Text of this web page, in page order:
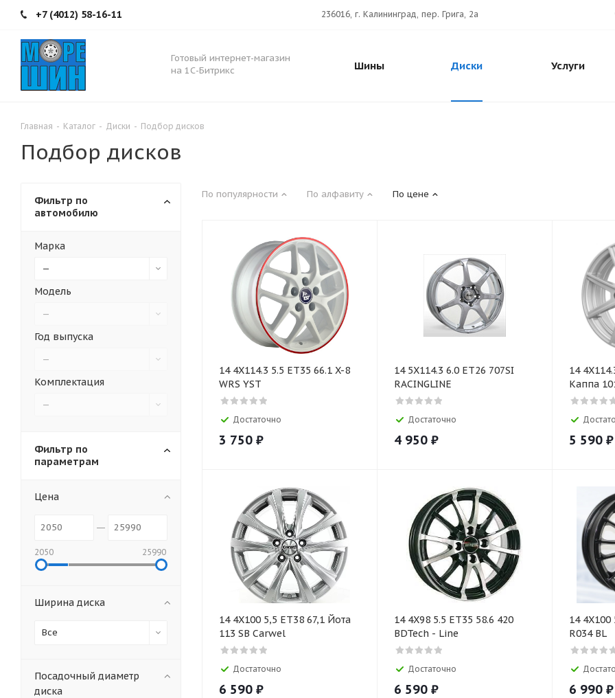
+7 (4012) 58-16-11 236016, г. Калининград, пер. Грига, 2а
Готовый интернет-магазин
на 1С-Битрикс
Шины Диски Услуги
Главная - Каталог - Диски - Подбор дисков
Подбор дисков
По популярности По алфавиту По цене
14 4X114.3 5.5 ET35 66.1 X-8
WRS YST
Достаточно
3 750 ₽
14 5X114.3 6.0 ET26 707SI
RACINGLINE
Достаточно
4 950 ₽
14
Каппа
5 590 ₽
14 4X100 5,5 ET38 67,1 Йота
113 SB Carwel
Достаточно
6 590 ₽
14 4X98 5.5 ET35 58.6 420
BDTech - Line
Достаточно
6 590 ₽
14 4X100
R034 BL
6 990 ₽
Фильтр по
автомобилю
Марка
—
Модель
—
Год выпуска
—
Комплектация
—
Фильтр по
параметрам
Цена
2050 25990
Ширина диска
Все
Посадочный диаметр
диска